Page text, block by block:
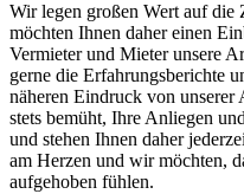
Wir legen großen Wert auf die
möchten Ihnen daher einen
Vermieter und Mieter unsere
gerne die Erfahrungsberichte
näheren Eindruck von unserer
stets bemüht, Ihre Anliegen
und stehen Ihnen daher
am Herzen und wir möchten,
aufgehoben fühlen.